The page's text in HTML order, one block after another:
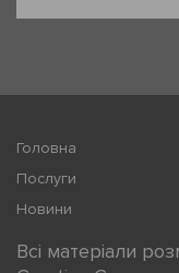
Головна
Послуги
Новини
Всі матеріали